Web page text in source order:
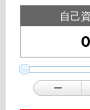
自己